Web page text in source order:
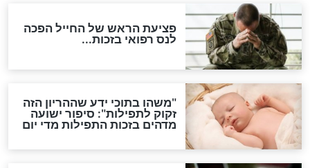
סגולת ע"ב שמות הקודש
תפילה סגולית להמתקת
הדינים